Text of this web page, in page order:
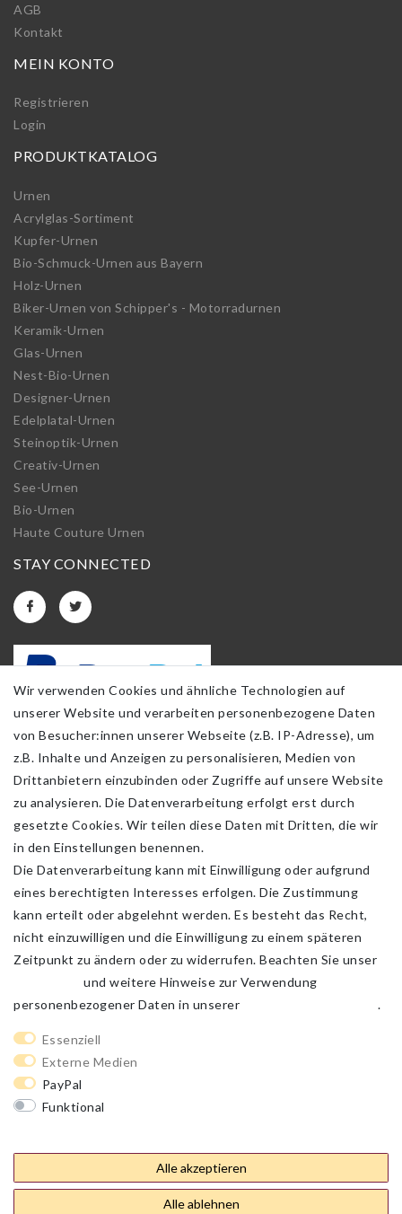
AGB
Kontakt
MEIN KONTO
Registrieren
Login
PRODUKTKATALOG
Urnen
Acrylglas-Sortiment
Kupfer-Urnen
Bio-Schmuck-Urnen aus Bayern
Holz-Urnen
Biker-Urnen von Schipper's - Motorradurnen
Keramik-Urnen
Glas-Urnen
Nest-Bio-Urnen
Designer-Urnen
Edelplatal-Urnen
Steinoptik-Urnen
Creativ-Urnen
See-Urnen
Bio-Urnen
Haute Couture Urnen
STAY CONNECTED
Impressum
Kontakt
Wir verwenden Cookies und ähnliche Technologien auf
unserer Website und verarbeiten personenbezogene Daten
von Besucher:innen unserer Webseite (z.B. IP-Adresse), um
z.B. Inhalte und Anzeigen zu personalisieren, Medien von
Drittanbietern einzubinden oder Zugriffe auf unsere Website
zu analysieren. Die Datenverarbeitung erfolgt erst durch
gesetzte Cookies. Wir teilen diese Daten mit Dritten, die wir
in den Einstellungen benennen.
Die Datenverarbeitung kann mit Einwilligung oder aufgrund
eines berechtigten Interesses erfolgen. Die Zustimmung
kann erteilt oder abgelehnt werden. Es besteht das Recht,
nicht einzuwilligen und die Einwilligung zu einem späteren
Zeitpunkt zu ändern oder zu widerrufen. Beachten Sie unser
und weitere Hinweise zur Verwendung
personenbezogener Daten in unserer
.
Essenziell
Externe Medien
PayPal
Funktional
Alle akzeptieren
Alle ablehnen